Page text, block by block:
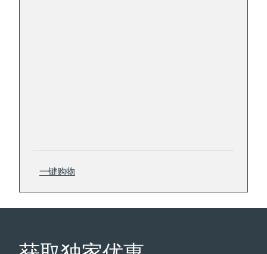
一键购物